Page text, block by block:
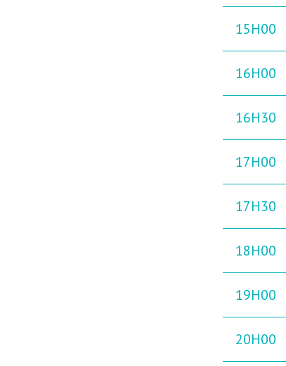
15H00
16H00
16H30
17H00
17H30
18H00
19H00
20H00